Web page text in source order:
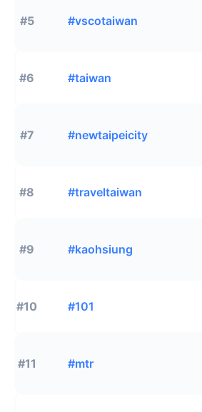
#5 #vscotaiwan
#6 #taiwan
#7 #newtaipeicity
#8 #traveltaiwan
#9 #kaohsiung
#10 #101
#11 #mtr